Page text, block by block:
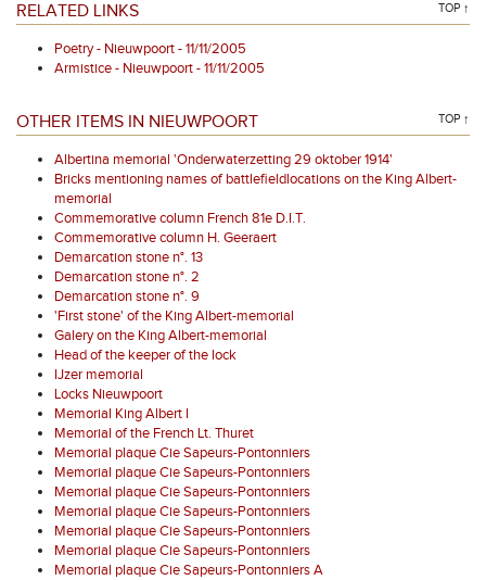
RELATED LINKS TOP ↑
Poetry - Nieuwpoort - 11/11/2005
Armistice - Nieuwpoort - 11/11/2005
OTHER ITEMS IN NIEUWPOORT TOP ↑
Albertina memorial 'Onderwaterzetting 29 oktober 1914'
Bricks mentioning names of battlefieldlocations on the King Albert-
memorial
Commemorative column French 81e D.I.T.
Commemorative column H. Geeraert
Demarcation stone n°. 13
Demarcation stone n°. 2
Demarcation stone n°. 9
'First stone' of the King Albert-memorial
Galery on the King Albert-memorial
Head of the keeper of the lock
IJzer memorial
Locks Nieuwpoort
Memorial King Albert I
Memorial of the French Lt. Thuret
Memorial plaque Cie Sapeurs-Pontonniers
Memorial plaque Cie Sapeurs-Pontonniers
Memorial plaque Cie Sapeurs-Pontonniers
Memorial plaque Cie Sapeurs-Pontonniers
Memorial plaque Cie Sapeurs-Pontonniers
Memorial plaque Cie Sapeurs-Pontonniers
Memorial plaque Cie Sapeurs-Pontonniers A